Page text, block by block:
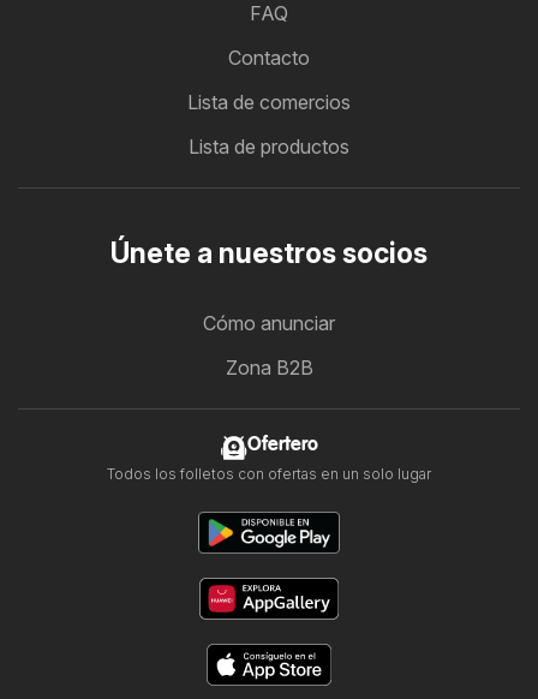
FAQ
Contacto
Lista de comercios
Lista de productos
Únete a nuestros socios
Cómo anunciar
Zona B2B
Ofertero
Todos los folletos con ofertas en un solo lugar